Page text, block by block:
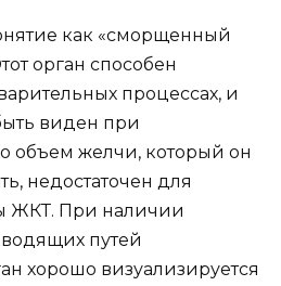
как «сморщенный
орган способен
процессах, и
виден при
объем желчи, который он
недостаточен для
ЖКТ. При наличии
путей
хорошо визуализируется